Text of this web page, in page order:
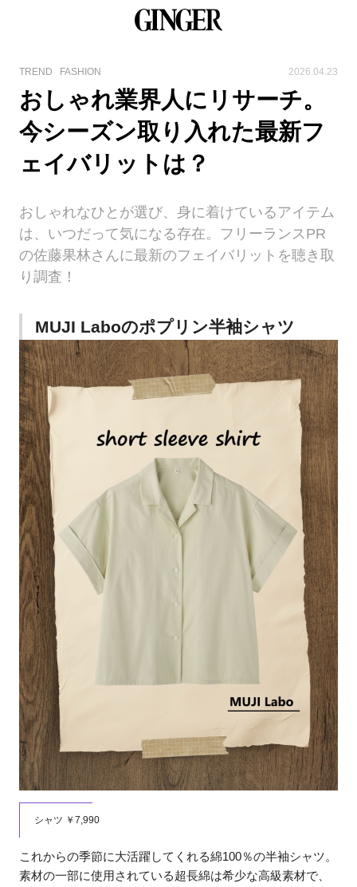
TREND FASHION 2026.04.23
おしゃれ業界人にリサーチ。
今シーズン取り入れた最新フ
ェイバリットは？
おしゃれなひとが選び、身に着けているアイテム
は、いつだって気になる存在。フリーランスPR
の佐藤果林さんに最新のフェイバリットを聴き取
り調査！
MUJI Laboのポプリン半袖シャツ
シャツ ￥7,990
これからの季節に大活躍してくれる綿100％の半袖シャツ。
素材の一部に使用されている超長綿は希少な高級素材で、